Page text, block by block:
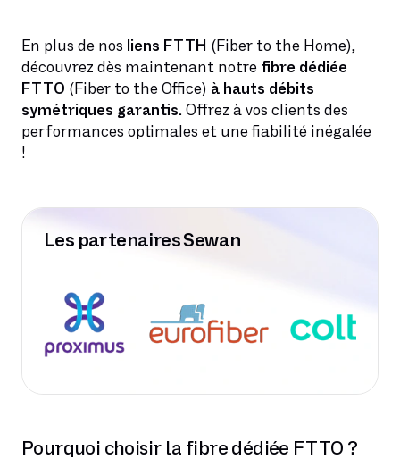
En plus de nos liens FTTH (Fiber to the Home),
découvrez dès maintenant notre fibre dédiée
FTTO (Fiber to the Office) à hauts débits
symétriques garantis. Offrez à vos clients des
performances optimales et une fiabilité inégalée
!
Les partenaires Sewan
Pourquoi choisir la fibre dédiée FTTO ?